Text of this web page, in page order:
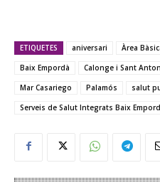
ETIQUETES aniversari
Àrea
Baix Empordà
Calonge i Sant
Mar Casariego
Palamós
salut
Serveis de Salut Integrats Baix